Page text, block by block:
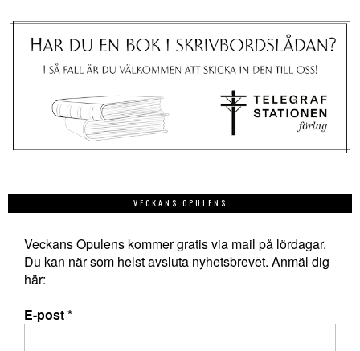
VECKANS OPULENS
Veckans Opulens kommer gratis via mail på lördagar.
Du kan när som helst avsluta nyhetsbrevet. Anmäl dig
här:
E-post*